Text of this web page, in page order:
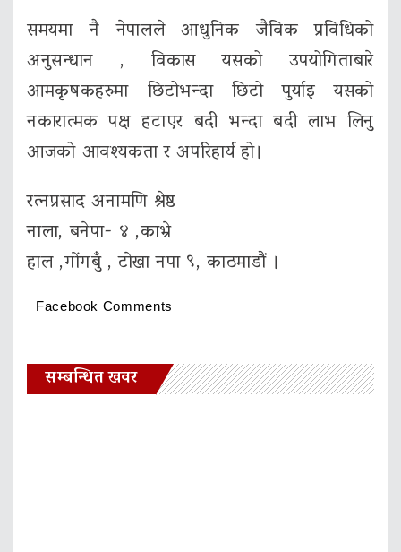
समयमा नै नेपालले आधुनिक जैविक प्रविधिको
अनुसन्धान , विकास यसको उपयोगिताबारे
आमकृषकहरुमा छिटोभन्दा छिटो पुर्याइ यसको
नकारात्मक पक्ष हटाएर बदी भन्दा बदी लाभ लिनु
आजको आवश्यकता र अपरिहार्य हो।
रत्नप्रसाद अनामणि श्रेष्ठ
नाला, बनेपा- ४ ,काभ्रे
हाल ,गाेंगबुँ , टाेखा नपा ९, काठमाडौं ।
Facebook Comments
सम्बन्धित खवर